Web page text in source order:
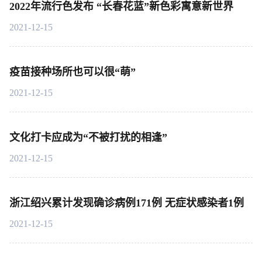
2022年流行色发布 “长春花蓝”新色彩寓意新世界
2021-12-15
疫苗接种场所也可以很“萌”
2021-12-15
文化打卡应成为“不被打扰的相逢”
2021-12-15
浙江绍兴累计发现确诊病例171例 无症状感染者1例
2021-12-15